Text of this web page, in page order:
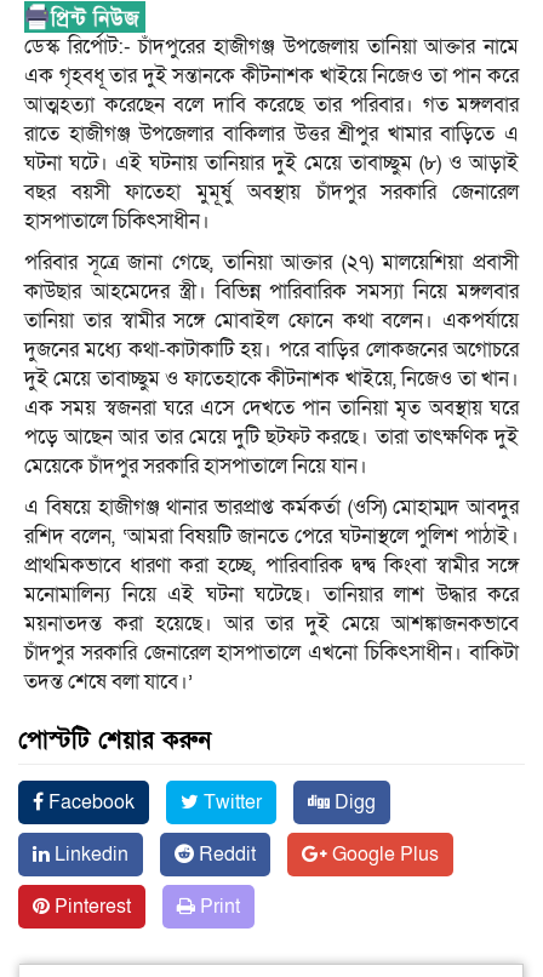
ডেস্ক রির্পোট:- চাঁদপুরের হাজীগঞ্জ উপজেলায় তানিয়া আক্তার নামে
এক গৃহবধূ তার দুই সন্তানকে কীটনাশক খাইয়ে নিজেও তা পান করে
আত্মহত্যা করেছেন বলে দাবি করেছে তার পরিবার। গত মঙ্গলবার
রাতে হাজীগঞ্জ উপজেলার বাকিলার উত্তর শ্রীপুর খামার বাড়িতে এ
ঘটনা ঘটে। এই ঘটনায় তানিয়ার দুই মেয়ে তাবাচ্ছুম (৮) ও আড়াই
বছর বয়সী ফাতেহা মুমূর্ষু অবস্থায় চাঁদপুর সরকারি জেনারেল
হাসপাতালে চিকিৎসাধীন।
পরিবার সূত্রে জানা গেছে, তানিয়া আক্তার (২৭) মালয়েশিয়া প্রবাসী
কাউছার আহমেদের স্ত্রী। বিভিন্ন পারিবারিক সমস্যা নিয়ে মঙ্গলবার
তানিয়া তার স্বামীর সঙ্গে মোবাইল ফোনে কথা বলেন। একপর্যায়ে
দুজনের মধ্যে কথা-কাটাকাটি হয়। পরে বাড়ির লোকজনের অগোচরে
দুই মেয়ে তাবাচ্ছুম ও ফাতেহাকে কীটনাশক খাইয়ে, নিজেও তা খান।
এক সময় স্বজনরা ঘরে এসে দেখতে পান তানিয়া মৃত অবস্থায় ঘরে
পড়ে আছেন আর তার মেয়ে দুটি ছটফট করছে। তারা তাৎক্ষণিক দুই
মেয়েকে চাঁদপুর সরকারি হাসপাতালে নিয়ে যান।
এ বিষয়ে হাজীগঞ্জ থানার ভারপ্রাপ্ত কর্মকর্তা (ওসি) মোহাম্মদ আবদুর
রশিদ বলেন, ‘আমরা বিষয়টি জানতে পেরে ঘটনাস্থলে পুলিশ পাঠাই।
প্রাথমিকভাবে ধারণা করা হচ্ছে, পারিবারিক দ্বন্দ্ব কিংবা স্বামীর সঙ্গে
মনোমালিন্য নিয়ে এই ঘটনা ঘটেছে। তানিয়ার লাশ উদ্ধার করে
ময়নাতদন্ত করা হয়েছে। আর তার দুই মেয়ে আশঙ্কাজনকভাবে
চাঁদপুর সরকারি জেনারেল হাসপাতালে এখনো চিকিৎসাধীন। বাকিটা
তদন্ত শেষে বলা যাবে।’
পোস্টটি শেয়ার করুন
Facebook Twitter
Digg
Linkedin
Reddit
Google Plus
Pinterest
Print